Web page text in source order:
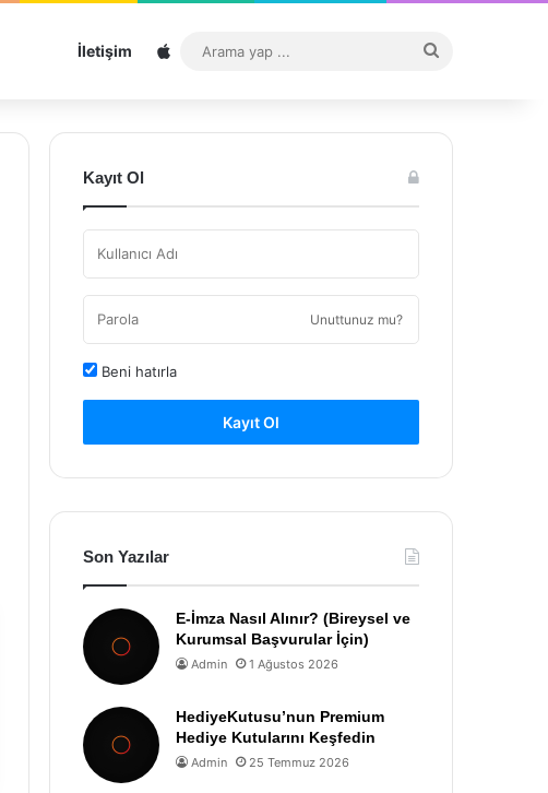
İletişim Sitemap
...
Kayıt Ol
Unuttunuz mu?
Beni hatırla
Kayıt Ol
Son Yazılar
E-İmza Nasıl Alınır? (Bireysel ve
Kurumsal Başvurular İçin)
Admin 1 Ağustos 2026
HediyeKutusu’nun Premium
Hediye Kutularını Keşfedin
Admin 25 Temmuz 2026